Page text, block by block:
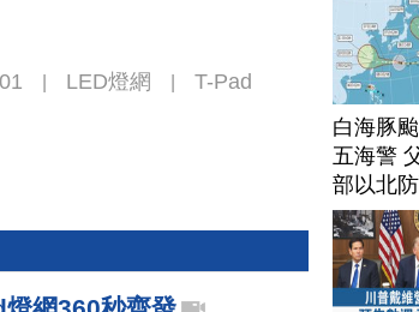
LED燈網 T-Pad
白海豚
五海警
部以北